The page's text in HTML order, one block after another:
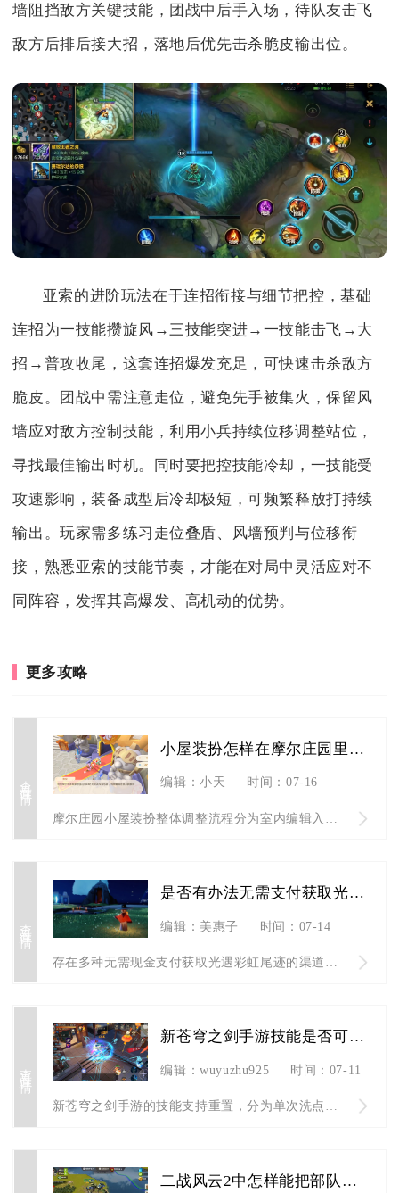
墙阻挡敌方关键技能，团战中后手入场，待队友击飞
敌方后排后接大招，落地后优先击杀脆皮输出位。
亚索的进阶玩法在于连招衔接与细节把控，基础
连招为一技能攒旋风→三技能突进→一技能击飞→大
招→普攻收尾，这套连招爆发充足，可快速击杀敌方
脆皮。团战中需注意走位，避免先手被集火，保留风
墙应对敌方控制技能，利用小兵持续位移调整站位，
寻找最佳输出时机。同时要把控技能冷却，一技能受
攻速影响，装备成型后冷却极短，可频繁释放打持续
输出。玩家需多练习走位叠盾、风墙预判与位移衔
接，熟悉亚索的技能节奏，才能在对局中灵活应对不
同阵容，发挥其高爆发、高机动的优势。
更多攻略
查看详情
小屋装扮怎样在摩尔庄园里调整
编辑：小天 时间：07-16
查看详情
是否有办法无需支付获取光遇彩虹尾迹
编辑：美惠子 时间：07-14
新苍穹之剑手游技能是否可以重置
编辑：wuyuzhu925 时间：07-11
新苍穹之剑手游的技能支持重置，分为单次洗点重置全技能与转职强...
二战风云2中怎样能把部队成功进行海运